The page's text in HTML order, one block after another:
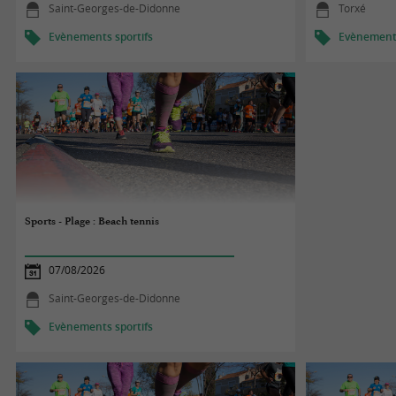
Saint-Georges-de-Didonne
Evènements sportifs
Torxé
Sports - Plage : Beach tennis
07/08/2026
Saint-Georges-de-Didonne
Evènements sportifs